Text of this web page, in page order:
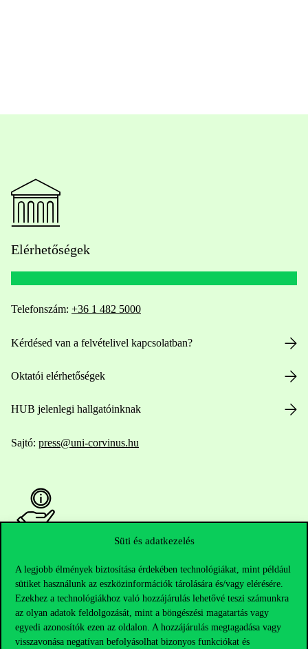
Süti és adatkezelés
A legjobb élmények biztosítása érdekében technológiákat, mint például
sütiket használunk az eszközinformációk tárolására és/vagy elérésére.
Ezekhez a technológiákhoz való hozzájárulás lehetővé teszi számunkra
az olyan adatok feldolgozását, mint a böngészési magatartás vagy
egyedi azonosítók ezen az oldalon. A hozzájárulás megtagadása vagy
visszavonása negatívan befolyásolhat bizonyos funkciókat és
Elérhetőségek
Telefonszám: +36 1 482 5000
Kérdésed van a felvételivel kapcsolatban?
Oktatói elérhetőségek
HUB jelenlegi hallgatóinknak
Sajtó: press@uni-corvinus.hu
Nyitvatartás